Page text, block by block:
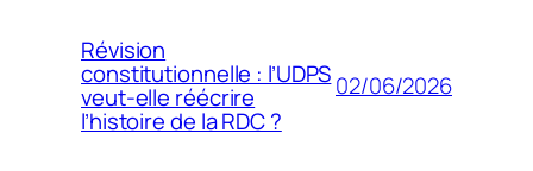
Révision
constitutionnelle : l’UDPS
veut-elle réécrire
l’histoire de la RDC ?
02/06/2026